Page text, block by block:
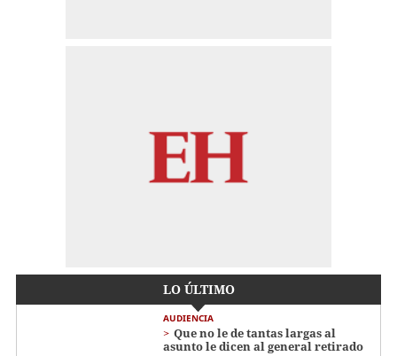
LO ÚLTIMO
AUDIENCIA
Que no le de tantas largas al
asunto le dicen al general retirado